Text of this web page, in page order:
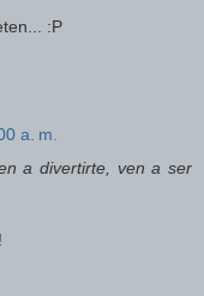
:P
a. m.
a divertirte, ven a ser